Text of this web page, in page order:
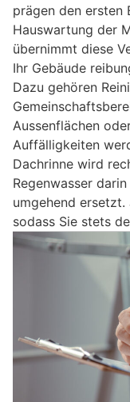
prägen den ersten
Hauswartung der
übernimmt diese
Ihr Gebäude
Dazu gehören
Aussenflächen
Auffälligkeiten
Dachrinne wird
Regenwasser
umgehend
sodass Sie stets